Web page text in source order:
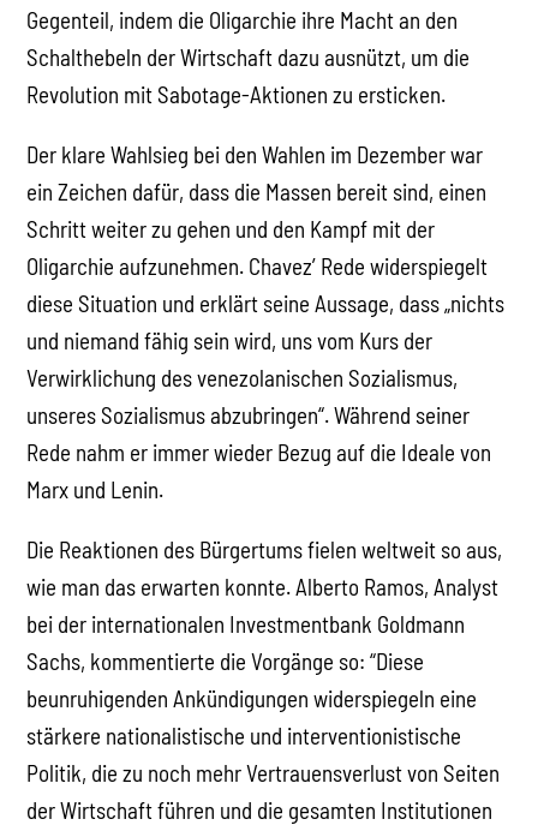
Gegenteil, indem die Oligarchie ihre Macht an den
Schalthebeln der Wirtschaft dazu ausnützt, um die
Revolution mit Sabotage-Aktionen zu ersticken.
Der klare Wahlsieg bei den Wahlen im Dezember war
ein Zeichen dafür, dass die Massen bereit sind, einen
Schritt weiter zu gehen und den Kampf mit der
Oligarchie aufzunehmen. Chavez’ Rede widerspiegelt
diese Situation und erklärt seine Aussage, dass „nichts
und niemand fähig sein wird, uns vom Kurs der
Verwirklichung des venezolanischen Sozialismus,
unseres Sozialismus abzubringen“. Während seiner
Rede nahm er immer wieder Bezug auf die Ideale von
Marx und Lenin.
Die Reaktionen des Bürgertums fielen weltweit so aus,
wie man das erwarten konnte. Alberto Ramos, Analyst
bei der internationalen Investmentbank Goldmann
Sachs, kommentierte die Vorgänge so: “Diese
beunruhigenden Ankündigungen widerspiegeln eine
stärkere nationalistische und interventionistische
Politik, die zu noch mehr Vertrauensverlust von Seiten
der Wirtschaft führen und die gesamten Institutionen